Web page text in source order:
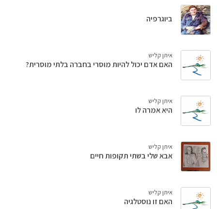
ביוגרפיה
איתן קליש
האם אדם יכול להיות מוסרי בחברה בלתי מוסרית?
איתן קליש
היא אמרה לו
איתן קליש
אבא שלי בשתי תקופות חיים
איתן קליש
האם זו נוסטלגיה